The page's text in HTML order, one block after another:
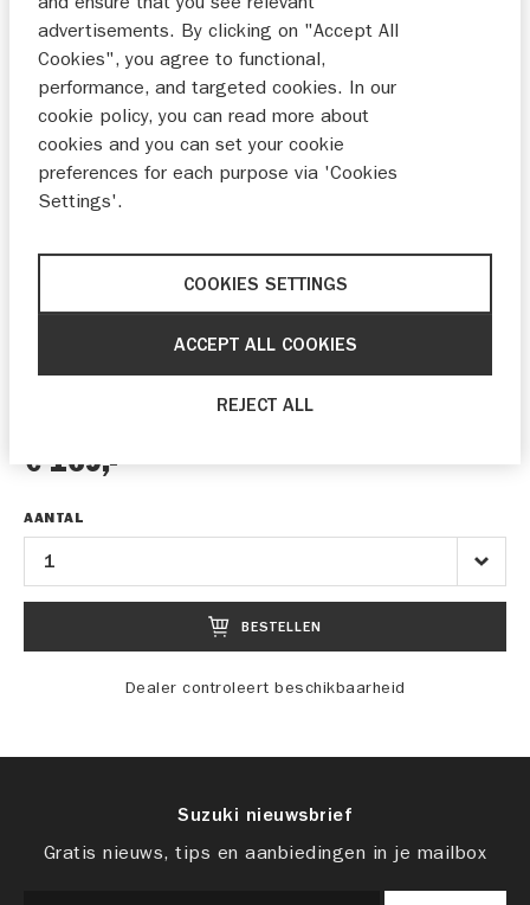
met deze sliders voor de achteras. Ideaal te
€ 169,-
AANTAL
BESTELLEN
Dealer controleert beschikbaarheid
Suzuki nieuwsbrief
Gratis nieuws, tips en aanbiedingen in je mailbox
advertisements. By clicking on "Accept All
Cookies", you agree to functional,
performance, and targeted cookies. In our
cookie policy, you can read more about
cookies and you can set your cookie
preferences for each purpose via 'Cookies
Settings'.
COOKIES SETTINGS
REJECT ALL
ACCEPT ALL COOKIES